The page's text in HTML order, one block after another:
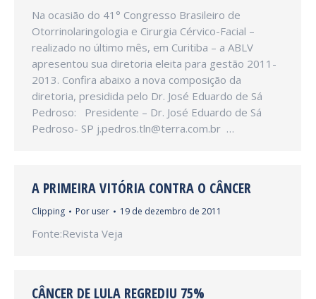
Na ocasião do 41° Congresso Brasileiro de
Otorrinolaringologia e Cirurgia Cérvico-Facial –
realizado no último mês, em Curitiba – a ABLV
apresentou sua diretoria eleita para gestão 2011-
2013. Confira abaixo a nova composição da
diretoria, presidida pelo Dr. José Eduardo de Sá
Pedroso: Presidente – Dr. José Eduardo de Sá
Pedroso- SP j.pedros.tln@terra.com.br …
A PRIMEIRA VITÓRIA CONTRA O CÂNCER
Clipping Por user 19 de dezembro de 2011
Fonte:Revista Veja
CÂNCER DE LULA REGREDIU 75%